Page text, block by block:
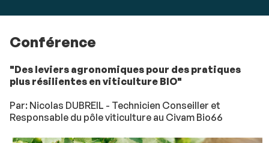
Conférence
"Des leviers agronomiques pour des pratiques
plus résilientes en viticulture BIO"
Par: Nicolas DUBREIL - Technicien Conseiller et
Responsable du pôle viticulture au Civam Bio66